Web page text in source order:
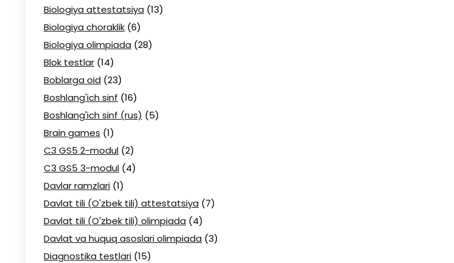
Biologiya attestatsiya (13)
Biologiya choraklik (6)
Biologiya olimpiada (28)
Blok testlar (14)
Boblarga oid (23)
Boshlang'ich sinf (16)
Boshlang'ich sinf (rus) (5)
Brain games (1)
C3 GS5 2-modul (2)
C3 GS5 3-modul (4)
Davlar ramzlari (1)
Davlat tili (O'zbek tili) attestatsiya (7)
Davlat tili (O'zbek tili) olimpiada (4)
Davlat va huquq asoslari olimpiada (3)
Diagnostika testlari (15)